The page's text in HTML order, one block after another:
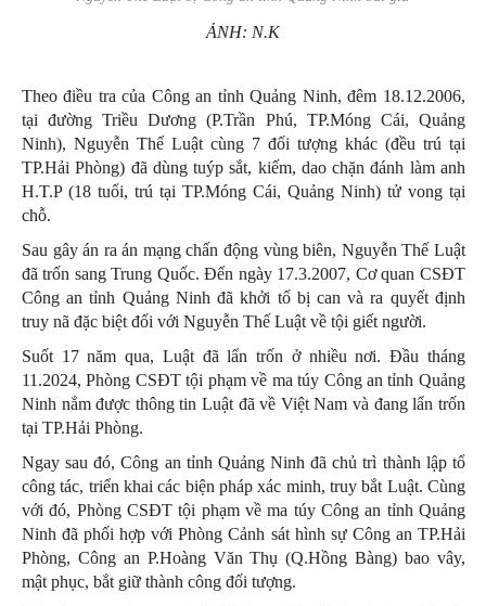
ẢNH: N.K
Theo điều tra của Công an tỉnh Quảng Ninh, đêm 18.12.2006,
tại đường Triều Dương (P.Trần Phú, TP.Móng Cái, Quảng
Ninh), Nguyễn Thế Luật cùng 7 đối tượng khác (đều trú tại
TP.Hải Phòng) đã dùng tuýp sắt, kiếm, dao chặn đánh làm anh
H.T.P (18 tuổi, trú tại TP.Móng Cái, Quảng Ninh) tử vong tại
chỗ.
Sau gây án ra án mạng chấn động vùng biên, Nguyễn Thế Luật
đã trốn sang Trung Quốc. Đến ngày 17.3.2007, Cơ quan CSĐT
Công an tỉnh Quảng Ninh đã khởi tố bị can và ra quyết định
truy nã đặc biệt đối với Nguyễn Thế Luật về tội giết người.
Suốt 17 năm qua, Luật đã lẩn trốn ở nhiều nơi. Đầu tháng
11.2024, Phòng CSĐT tội phạm về ma túy Công an tỉnh Quảng
Ninh nắm được thông tin Luật đã về Việt Nam và đang lẩn trốn
tại TP.Hải Phòng.
Ngay sau đó, Công an tỉnh Quảng Ninh đã chủ trì thành lập tổ
công tác, triển khai các biện pháp xác minh, truy bắt Luật. Cùng
với đó, Phòng CSĐT tội phạm về ma túy Công an tỉnh Quảng
Ninh đã phối hợp với Phòng Cảnh sát hình sự Công an TP.Hải
Phòng, Công an P.Hoàng Văn Thụ (Q.Hồng Bàng) bao vây,
mật phục, bắt giữ thành công đối tượng.